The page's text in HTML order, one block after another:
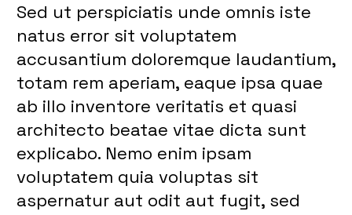
Sed ut perspiciatis unde omnis iste
natus error sit voluptatem
accusantium doloremque laudantium,
totam rem aperiam, eaque ipsa quae
ab illo inventore veritatis et quasi
architecto beatae vitae dicta sunt
explicabo. Nemo enim ipsam
voluptatem quia voluptas sit
aspernatur aut odit aut fugit, sed